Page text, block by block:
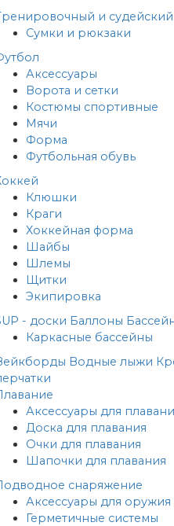
и
Сумки и рюкзаки
Аксессуары
Ворота и сетки
Костюмы спортивные
Мячи
Форма
Футбольная обувь
Клюшки
Краги
Хоккейная форма
Шайбы
Шлемы
Щитки
Экипировка
- доски Баллоны
Каркасные бассейны
Водные лыжи
Аксессуары для
Доска для плавания
Очки для плавания
Шапочки для плавания
снаряжение
Аксессуары для оружия
Герметичные системы